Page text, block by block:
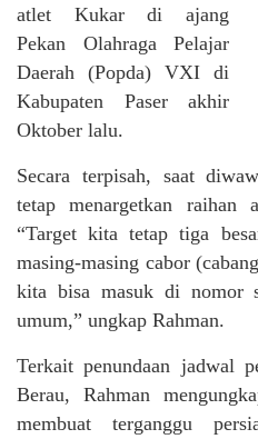
atlet Kukar di ajang
Pekan Olahraga Pelajar
Daerah (Popda) VXI di
Kabupaten Paser akhir
Oktober lalu.
Secara terpisah, saat
tetap menargetkan
“Target kita tetap tiga
masing-masing cabor
kita bisa masuk di nomor
umum,” ungkap Rahman.
Terkait penundaan jadwal
Berau, Rahman
membuat terganggu